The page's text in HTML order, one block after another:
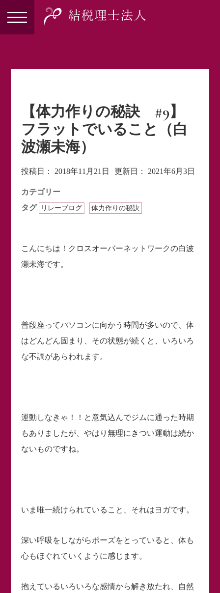
【体力作りの秘訣 #9】
フラットでいること（白
波瀬未海）
投稿日： 2018年11月21日 更新日： 2021年6月3日
カテゴリー
タグ
リレーブログ 体力作りの秘訣
こんにちは！クロスオーバーネットワークの白波
瀬未海です。
普段座ってパソコンに向かう時間が多いので、体
はどんどん固まり、その状態が続くと、いろいろ
な不調があらわれます。
運動しなきゃ！！と意気込んでジムに通った時期
もありましたが、やはり無理にきつい運動は続か
ないものですね。
いま唯一続けられていること、それはヨガです。
深い呼吸をしながらポーズをとっていると、体も
心もほぐれていくように感じます。
抱えているいろいろな感情から解き放たれ、自然